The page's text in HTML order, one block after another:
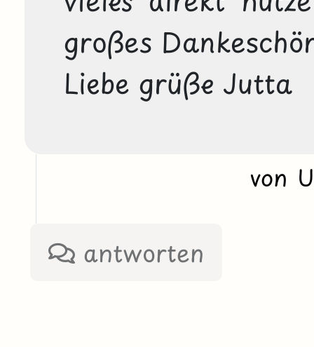
großes
Liebe grüße Jutta
von
antworten